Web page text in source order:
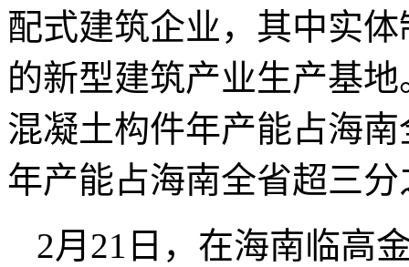
配式建筑企业，其中实
的新型建筑产业生产基
混凝土构件年产能占海
年产能占海南全省超三分
2月21日，在海南临高